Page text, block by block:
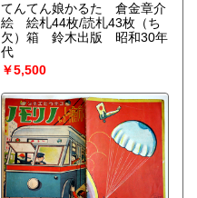
てんてん娘かるた 倉金章介
絵 絵札44枚/読札43枚（ち
欠）箱 鈴木出版 昭和30年
代
￥5,500